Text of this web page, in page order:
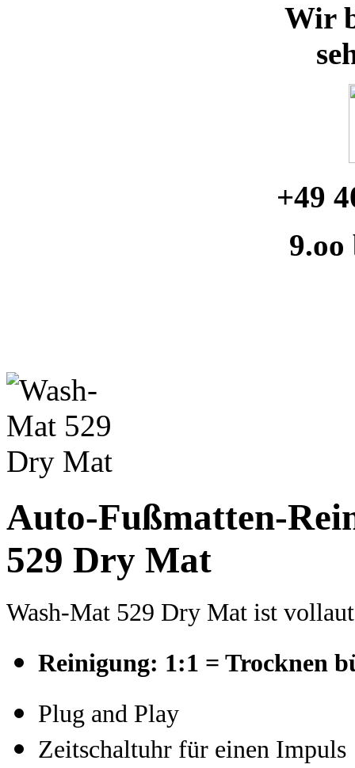
Wir
+49
9.oo
Auto-Fußmatten-
529 Dry Mat
Wash-Mat 529 Dry Mat ist
Reinigung: 1:1 = Trocknen
Plug and Play
Zeitschaltuhr für einen Impuls